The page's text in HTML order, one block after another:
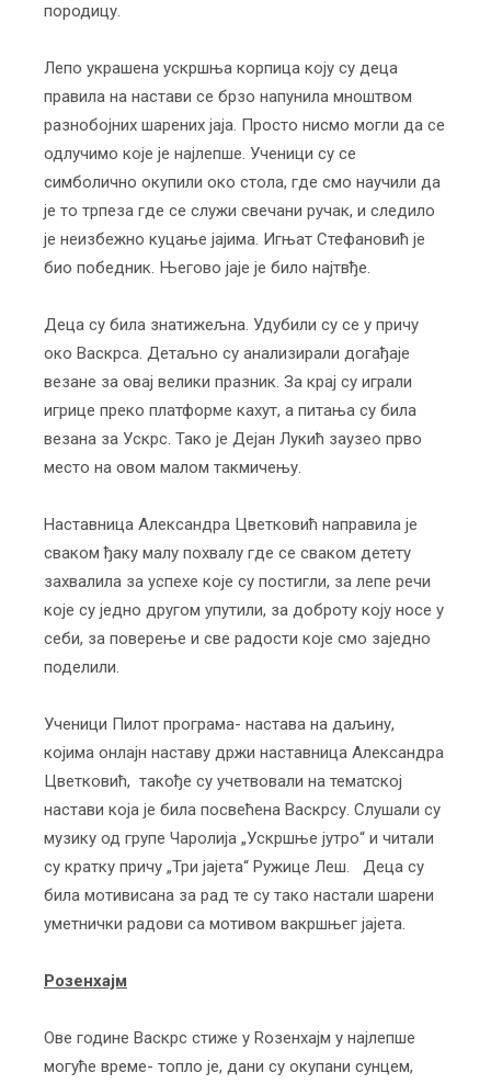
породицу.
Лепо украшена ускршња корпица коју су деца
правила на настави се брзо напунила мноштвом
разнобојних шарених јаја. Просто нисмо могли да се
одлучимо које је најлепше. Ученици су се
симболично окупили око стола, где смо научили да
је то трпеза где се служи свечани ручак, и следило
је неизбежно куцање јајима. Игњат Стефановић је
био победник. Његово јаје је било најтвђе.
Деца су била знатижељна. Удубили су се у причу
око Васкрса. Детаљно су анализирали догађаје
везане за овај велики празник. За крај су играли
игрице преко платформе кахут, а питања су била
везана за Ускрс. Тако је Дејан Лукић заузео прво
место на овом малом такмичењу.
Наставница Александра Цветковић направила је
сваком ђаку малу похвалу где се сваком детету
захвалила за успехе које су постигли, за лепе речи
које су једно другом упутили, за доброту коју носе у
себи, за поверење и све радости које смо заједно
поделили.
Ученици Пилот програма- настава на даљину,
којима онлајн наставу држи наставница Александра
Цветковић, такође су учетвовали на тематској
настави која је била посвећена Васкрсу. Слушали су
музику од групе Чаролија „Ускршње јутро“ и читали
су кратку причу „Три јајета“ Ружице Леш. Деца су
била мотивисана за рад те су тако настали шарени
уметнички радови са мотивом вакршњег јајета.
Розенхајм
Ове године Васкрс стиже у Roзенхајм у најлепше
могуће време- топло је, дани су окупани сунцем,